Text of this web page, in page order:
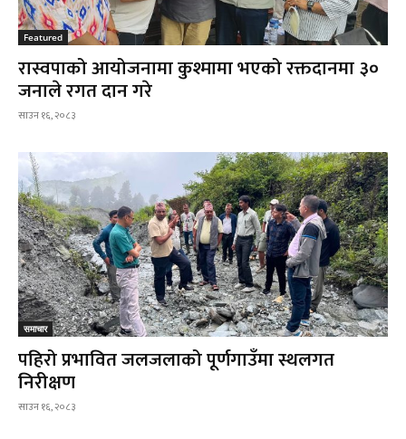
Featured
रास्वपाको आयोजनामा कुश्मामा भएको रक्तदानमा ३०
जनाले रगत दान गरे
साउन १६, २०८३
समाचार
पहिरो प्रभावित जलजलाको पूर्णगाउँमा स्थलगत
निरीक्षण
साउन १६, २०८३